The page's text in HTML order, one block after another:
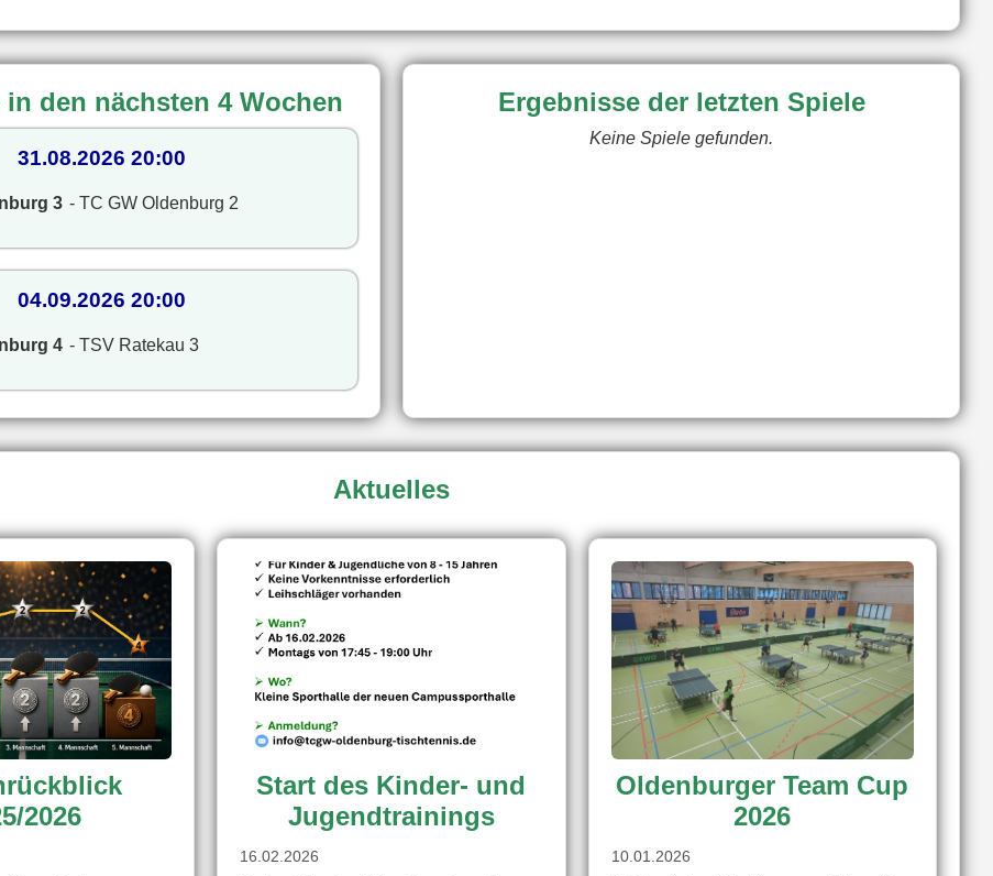
in den nächsten 4 Wochen
31.08.2026 20:00
3 - TC GW Oldenburg 2
04.09.2026 20:00
4 - TSV Ratekau 3
Ergebnisse der letzten Spiele
Keine Spiele gefunden.
Aktuelles
2026
Start des Kinder- und
Jugendtrainings
16.02.2026
Oldenburger Team Cup
2026
10.01.2026